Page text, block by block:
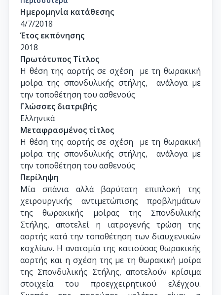
ΕΚΠΑ
Βασίλειος Νικολάου, Επίκ. Καθηγητής, Ιατρική,
ΕΚΠΑ
Ιωάννης Τριανταφυλλόπουλος, Επίκ.
Καθηγητής, Ιατρική, ΕΚΠΑ
Ημερομηνία κατάθεσης
4/7/2018
Έτος εκπόνησης
2018
Πρωτότυπος Τίτλος
Η θέση της αορτής σε σχέση  με τη θωρακική
μοίρα της σπονδυλικής στήλης,  ανάλογα με
την τοποθέτηση του ασθενούς
Γλώσσες διατριβής
Ελληνικά
Μεταφρασμένος τίτλος
Η θέση της αορτής σε σχέση  με τη θωρακική
μοίρα της σπονδυλικής στήλης,  ανάλογα με
την τοποθέτηση του ασθενούς
Περίληψη
Μία σπάνια αλλά βαρύτατη επιπλοκή της
χειρουργικής αντιμετώπισης προβλημάτων
της θωρακικής μοίρας της Σπονδυλικής
Στήλης, αποτελεί η ιατρογενής τρώση της
αορτής κατά την τοποθέτηση των διαυχενικών
κοχλίων. Η ανατομία της κατιούσας θωρακικής
αορτής και η σχέση της µε τη θωρακική μοίρα
της Σπονδυλικής Στήλης, αποτελούν κρίσιμα
στοιχεία του προεγχειρητικού ελέγχου.